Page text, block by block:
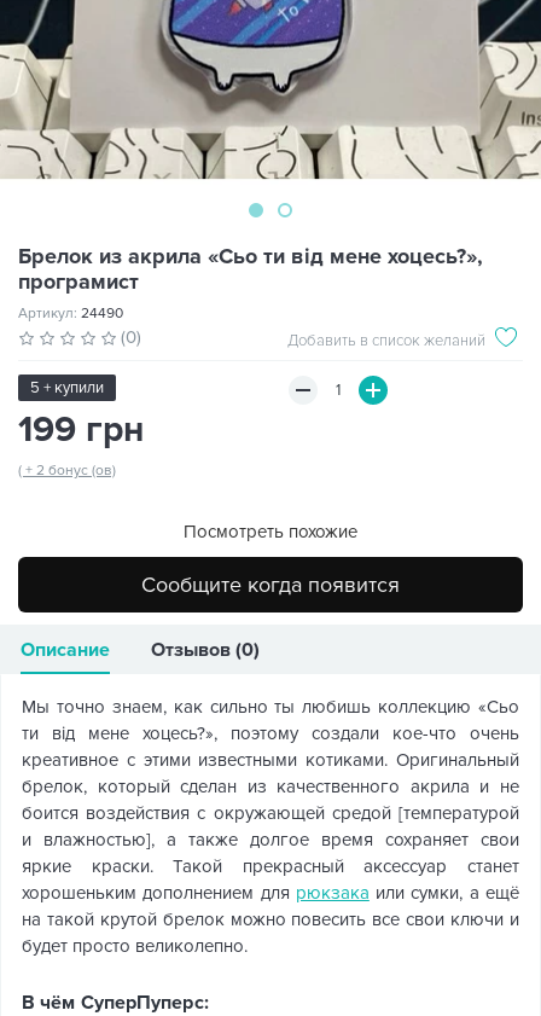
Брелок из акрила «Сьо ти від мене хоцесь?»,
програмист
Артикул: 24490
(0) Добавить в список желаний
5 + купили
199 грн
( + 2 бонус (ов)
Посмотреть похожие
Сообщите когда появится
Описание Отзывов (0)
Мы точно знаем, как сильно ты любишь коллекцию «Сьо
ти від мене хоцесь?», поэтому создали кое-что очень
креативное с этими известными котиками. Оригинальный
брелок, который сделан из качественного акрила и не
боится воздействия с окружающей средой [температурой
и влажностью], а также долгое время сохраняет свои
яркие краски. Такой прекрасный аксессуар станет
хорошеньким дополнением для рюкзака или сумки, а ещё
на такой крутой брелок можно повесить все свои ключи и
будет просто великолепно.
В чём СуперПуперс: